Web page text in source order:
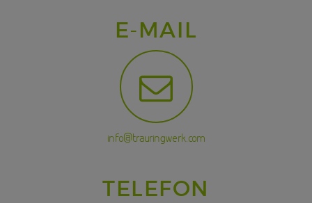
E-MAIL
info@trauringwerk.com
TELEFON